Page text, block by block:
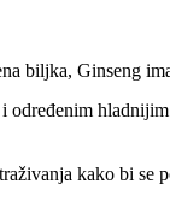
biljka, Ginseng
određenim
kako bi se